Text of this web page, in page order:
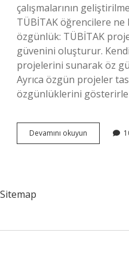
çalışmalarının
TÜBİTAK öğrencilere ne
özgünlük: TÜBİTAK
güvenini oluşturur.
projelerini sunarak öz
Ayrıca özgün projeler
özgünlüklerini
Devamını okuyun Tübi̇Tak
Neden
Sitemap